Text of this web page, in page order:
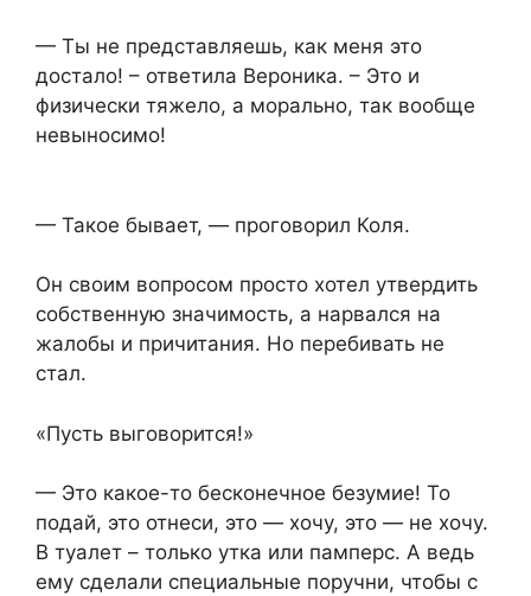
— Ты не представляешь, как меня это
достало! – ответила Вероника. – Это и
физически тяжело, а морально, так вообще
невыносимо!
— Такое бывает, — проговорил Коля.
Он своим вопросом просто хотел утвердить
собственную значимость, а нарвался на
жалобы и причитания. Но перебивать не
стал.
«Пусть выговорится!»
— Это какое-то бесконечное безумие! То
подай, это отнеси, это — хочу, это — не хочу.
В туалет – только утка или памперс. А ведь
ему сделали специальные поручни, чтобы с